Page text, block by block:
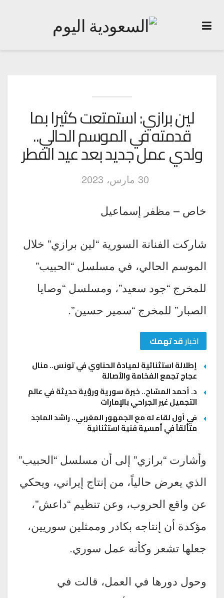
لين برازي: استمتعت كثيرا بما
قدمته في الموسم الحالي..
ولدي عمل جديد بعد عيد الفطر
30 مارس، 2023
خاص – مظفر إسماعيل
شاركت الفنانة السورية “لين برازي” خلال
الموسم الحالي، في مسلسل “الحبيب”
للمخرج “جود سعيد”، ومسلسل “وصايا
الصبار” للمخرج “سمير حسين”.
اخبارقد تهمك
إطلالة استثنائية لميادة الحناوي في تونس.. منال
عجاج تجمع الفخامة والأصالة
د. أحمد المسّاح.. خبرة سورية ورؤية حديثة في عالم
التجميل غير الجراحي بالإمارات
في أول لقاء له مع الجمهور المغربي.. راشد الماجد
متألقاً في أمسية فنية استثنائية
وأشارت “برازي” إلى أن مسلسل “الحبيب”
الذي يعرض حالياً، من إنتاج إيراني، ويحكي
عن واقع الحروب، وعن تنظيم “داعش”،
مؤكدة أن إنتاجه بكادر وممثلين سوريين،
جعلها تشعر وكأنه عمل سوري.
وحول دورها في العمل، قالت في